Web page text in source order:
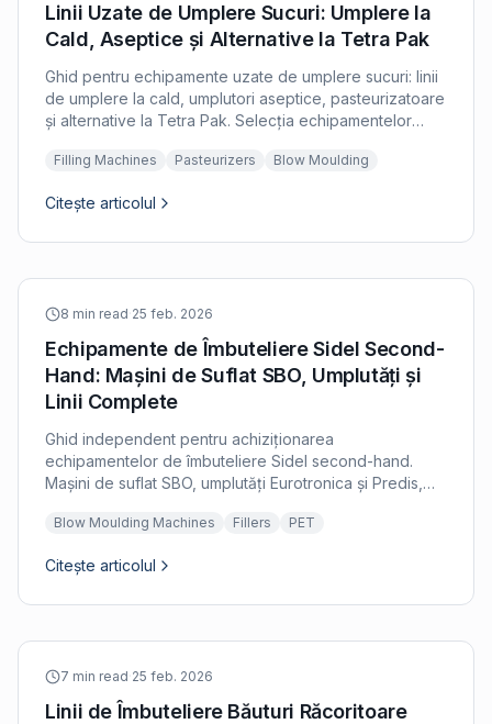
Linii Uzate de Umplere Sucuri: Umplere la
Cald, Aseptice și Alternative la Tetra Pak
Ghid pentru echipamente uzate de umplere sucuri: linii
de umplere la cald, umplutori aseptice, pasteurizatoare
și alternative la Tetra Pak. Selecția echipamentelor
smoothie.
Filling Machines Pasteurizers Blow Moulding
Citește articolul
8 min read·25 feb. 2026
Echipamente de Îmbuteliere Sidel Second-
Hand: Mașini de Suflat SBO, Umplutăți și
Linii Complete
Ghid independent pentru achiziționarea
echipamentelor de îmbuteliere Sidel second-hand.
Mașini de suflat SBO, umplutăți Eurotronica și Predis,
Matrix.
Blow Moulding Machines Fillers PET
Citește articolul
7 min read·25 feb. 2026
Linii de Îmbuteliere Băuturi Răcoritoare